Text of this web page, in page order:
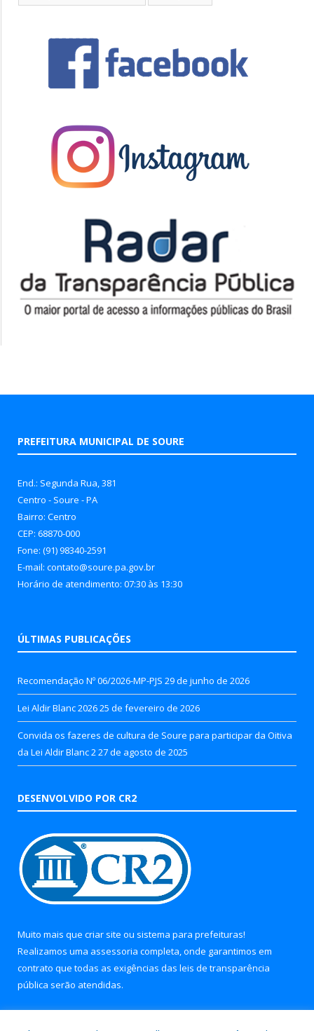
PREFEITURA MUNICIPAL DE SOURE
End.: Segunda Rua, 381
Centro - Soure - PA
Bairro: Centro
CEP: 68870-000
Fone: (91) 98340-2591
E-mail: contato@soure.pa.gov.br
Horário de atendimento: 07:30 às 13:30
ÚLTIMAS PUBLICAÇÕES
Recomendação Nº 06/2026-MP-PJS 29 de junho de 2026
Lei Aldir Blanc 202625 de fevereiro de 2026
Convida os fazeres de cultura de Soure para participar da Oitiva
da Lei Aldir Blanc 2 27 de agosto de 2025
DESENVOLVIDO POR CR2
Muito mais que criar site ou sistema para prefeituras!
Realizamos uma assessoria completa, onde garantimos em
contrato que todas as exigências das leis de transparência
pública serão atendidas.